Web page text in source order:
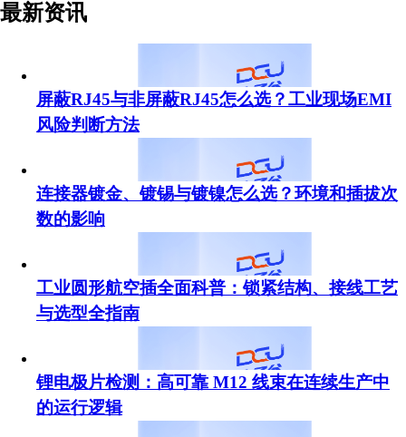
最新资讯
屏蔽RJ45与非屏蔽RJ45怎么选？工业现场EMI
风险判断方法
连接器镀金、镀锡与镀镍怎么选？环境和插拔次
数的影响
工业圆形航空插全面科普：锁紧结构、接线工艺
与选型全指南
锂电极片检测：高可靠 M12 线束在连续生产中
的运行逻辑